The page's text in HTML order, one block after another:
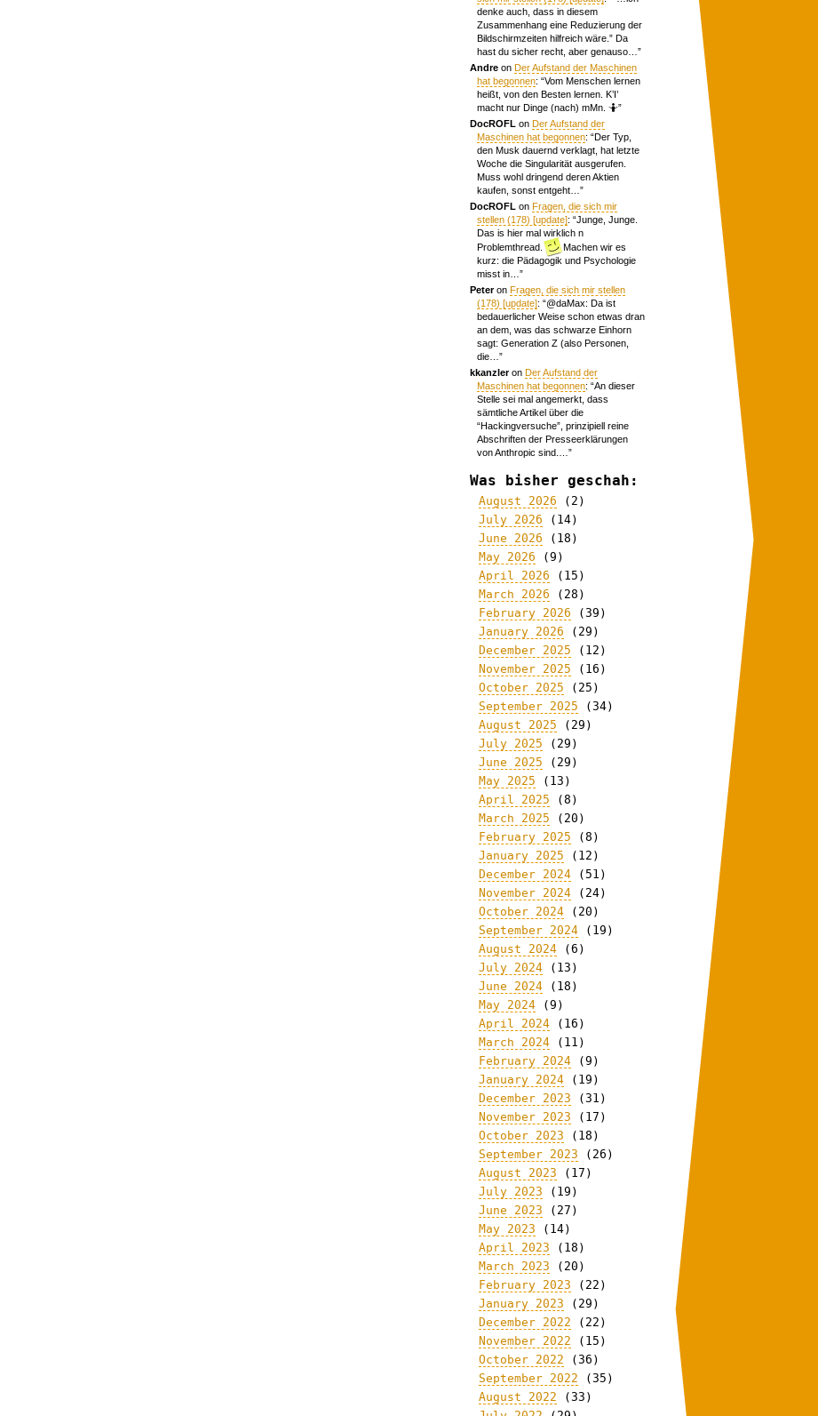
denke auch, dass in diesem
Zusammenhang eine Reduzierung der
Bildschirmzeiten hilfreich wäre.” Da
hast du sicher recht, aber genauso… ”
Andre onDer Aufstand der Maschinen
hat begonnen: “Vom Menschen lernen
heißt, von den Besten lernen. K’I’
macht nur Dinge (nach) mMn. 🤷”
DocROFL onDer Aufstand der
Maschinen hat begonnen: “Der Typ,
den Musk dauernd verklagt, hat letzte
Woche die Singularität ausgerufen.
Muss wohl dringend deren Aktien
kaufen, sonst entgeht… ”
DocROFL onFragen, die sich mir
stellen (178) [update]: “Junge, Junge.
Das is hier mal wirklich n
Problemthread.
Machen wir es
kurz: die Pädagogik und Psychologie
misst in… ”
PeteronFragen, die sich mir stellen
(178) [update]: “@daMax: Da ist
bedauerlicher Weise schon etwas dran
an dem, was das schwarze Einhorn
sagt: Generation Z (also Personen,
die… ”
kkanzleronDer Aufstand der
Maschinen hat begonnen: “An dieser
Stelle sei mal angemerkt, dass
sämtliche Artikel über die
“Hackingversuche”, prinzipiell reine
Abschriften der Presseerklärungen
von Anthropic sind.… ”
Was bisher geschah:
August 2026 (2)
July 2026 (14)
June 2026 (18)
May 2026 (9)
April 2026 (15)
March 2026 (28)
February 2026 (39)
January 2026 (29)
December 2025 (12)
November 2025 (16)
October 2025 (25)
September 2025 (34)
August 2025 (29)
July 2025 (29)
June 2025 (29)
May 2025 (13)
April 2025 (8)
March 2025 (20)
February 2025 (8)
January 2025 (12)
December 2024 (51)
November 2024 (24)
October 2024 (20)
September 2024 (19)
August 2024 (6)
July 2024 (13)
June 2024 (18)
May 2024 (9)
April 2024 (16)
March 2024 (11)
February 2024 (9)
January 2024 (19)
December 2023 (31)
November 2023 (17)
October 2023 (18)
September 2023 (26)
August 2023 (17)
July 2023 (19)
June 2023 (27)
May 2023 (14)
April 2023 (18)
March 2023 (20)
February 2023 (22)
January 2023 (29)
December 2022 (22)
November 2022 (15)
October 2022 (36)
September 2022 (35)
August 2022 (33)